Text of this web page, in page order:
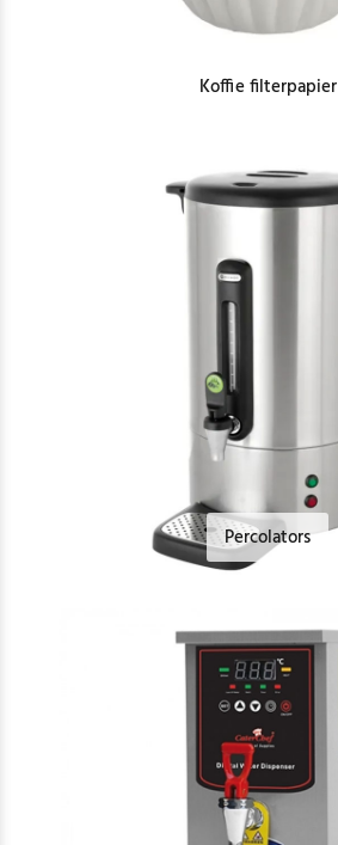
Koffie filterpapier
Percolators